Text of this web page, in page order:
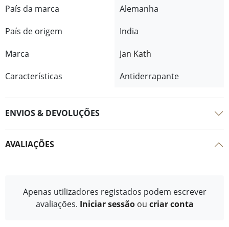
País da marca
Alemanha
País de origem
India
Marca
Jan Kath
Características
Antiderrapante
ENVIOS & DEVOLUÇÕES
AVALIAÇÕES
Apenas utilizadores registados podem escrever
avaliações. Iniciar sessão ou criar conta